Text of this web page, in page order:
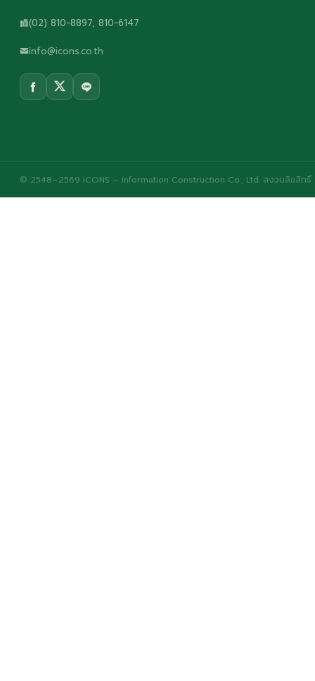
(02) 810-8897, 810-6147
info@icons.co.th
© 2548–2569 iCONS – Information Construction Co., Ltd. สงวนลิขสิทธิ์